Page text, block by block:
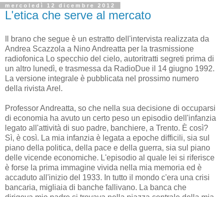
mercoledì 12 dicembre 2012
L'etica che serve al mercato
Il brano che segue è un estratto dell'intervista realizzata da
Andrea Scazzola a Nino Andreatta per la trasmissione
radiofonica Lo specchio del cielo, autoritratti segreti prima di
un altro lunedì, e trasmessa da RadioDue il 14 giugno 1992.
La versione integrale è pubblicata nel prossimo numero
della rivista Arel.
Professor Andreatta, so che nella sua decisione di occuparsi
di economia ha avuto un certo peso un episodio dell'infanzia
legato all'attività di suo padre, banchiere, a Trento. È così?
Sì, è così. La mia infanzia è legata a epoche difficili, sia sul
piano della politica, della pace e della guerra, sia sul piano
delle vicende economiche. L'episodio al quale lei si riferisce
è forse la prima immagine vivida nella mia memoria ed è
accaduto all'inizio del 1933. In tutto il mondo c'era una crisi
bancaria, migliaia di banche fallivano. La banca che